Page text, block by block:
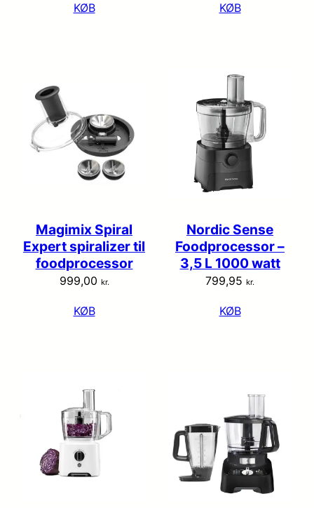
KØB KØB
Magimix Spiral
Expert spiralizer til
foodprocessor
999,00 kr.
KØB
Nordic Sense
Foodprocessor –
3,5 L 1000 watt
799,95 kr.
KØB